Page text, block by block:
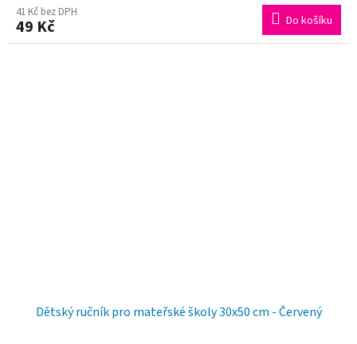
41 Kč bez DPH
49 Kč Do košíku
Dětský ručník pro mateřské školy 30x50 cm - Červený